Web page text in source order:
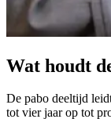
Wat houdt
De pabo deeltijd
tot vier jaar op tot